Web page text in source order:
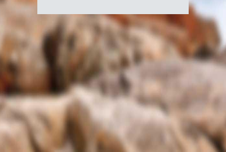
du
Canada